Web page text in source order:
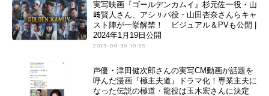
実写映画『ゴールデンカムイ』杉元佐一役・山
﨑賢人さん、アシㇼパ役・山田杏奈さんらキャ
スト陣が一挙解禁！ ビジュアル＆PVも公開 |
2024年1月19日公開
2023-08-30 10:55
声優・津田健次郎さんの実写CM動画が話題を
呼んだ漫画『極主夫道』ドラマ化！専業主夫に
なった伝説の極道・龍役は玉木宏さんに決定